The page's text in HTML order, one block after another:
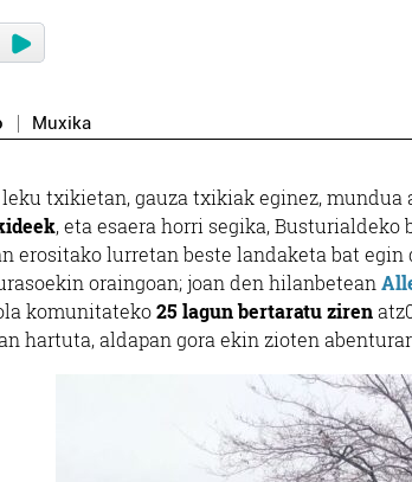
Muxika
txikietan, gauza txikiak eginez, mundua
, eta esaera horri segika, Busturialdeko
erositako lurretan beste landaketa bat egin
oraingoan; joan den hilanbetean
komunitateko25 lagun bertaratu ziren
hartuta, aldapan gora ekin zioten